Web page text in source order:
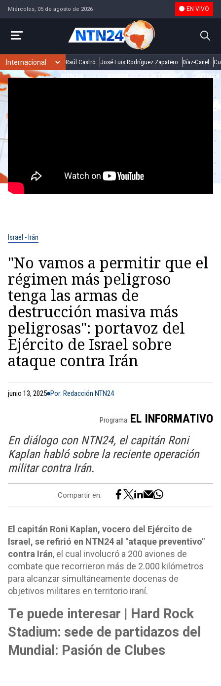
Miércoles, 05 de agosto de 2026 EN VIVO
Raúl Castro José Luis Rodríguez Zapatero Díaz-Canel
Israel - Irán
"No vamos a permitir que el
régimen más peligroso
tenga las armas de
destrucción masiva más
peligrosas": portavoz del
Ejército de Israel sobre
ataque contra Irán
junio 13, 2025 Por: Redacción NTN24
Programa: EL INFORMATIVO
En diálogo con NTN24, el capitán Roni
Kaplan habló sobre la reciente operación
militar contra Irán.
Compartir en:
El capitán Roni Kaplan, vocero del Ejército de
Israel, se refirió en NTN24 al "ataque preventivo"
contra Irán, el cual involucró a 200 aviones de
combate que recorrieron más de 2.000 kilómetros
para alcanzar simultáneamente docenas de
objetivos militares en territorio iraní.
Te puede interesar | Hard Rock
Stadium: sede de partidazos del
Mundial: Pasión de Clubes